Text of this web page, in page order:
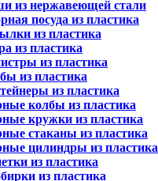
из нержавеющей стали
посуда из пластика
из пластика
из пластика
из пластика
из пластика
из пластика
колбы из пластика
кружки из пластика
стаканы из пластика
цилиндры из пластика
из пластика
из пластика